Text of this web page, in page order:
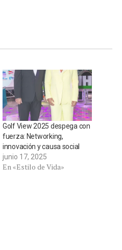
Golf View 2025 despega con
fuerza: Networking,
innovación y causa social
junio 17, 2025
En «Estilo de Vida»